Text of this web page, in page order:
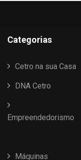
Categorias
Cetro na sua Casa
DNA Cetro
Empreendedorismo
Máquinas